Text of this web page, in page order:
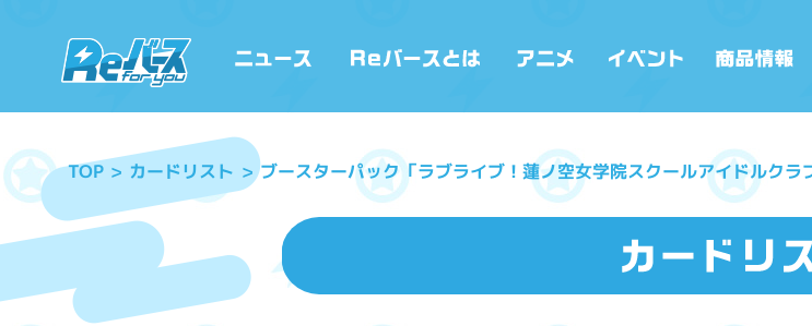
TOP カードリスト ブースターパック「ラブライブ！蓮ノ空女学院スクールアイドルクラ